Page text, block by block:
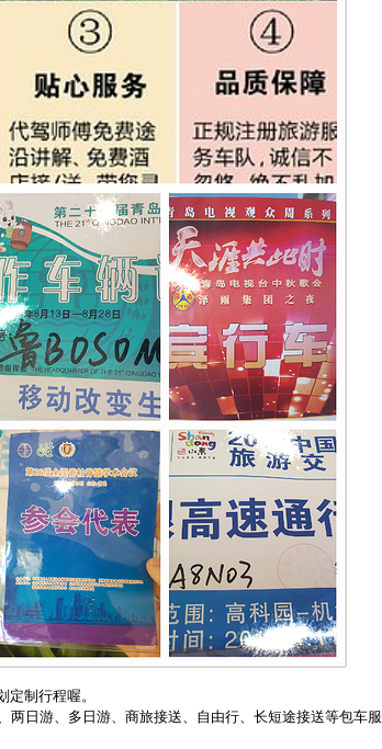
定制行程喔。
日游、多日游、商旅接送、自由行、长短途接送等包车服